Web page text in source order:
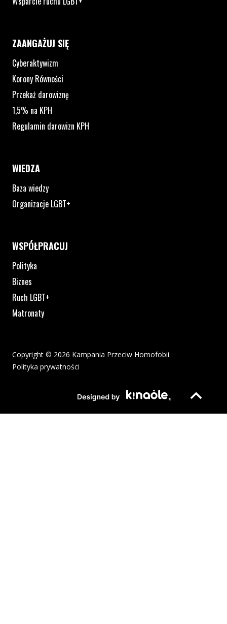
ZAANGAŻUJ SIĘ
Cyberaktywizm
Korony Równości
Przekaż darowiznę
1,5% na KPH
Regulamin darowizn KPH
WIEDZA
Baza wiedzy
Organizacje LGBT+
WSPÓŁPRACUJ
Polityka
Biznes
Ruch LGBT+
Matronaty
Copyright © 2026 Kampania Przeciw Homofobii
Polityka prywatności
Strona otwiera